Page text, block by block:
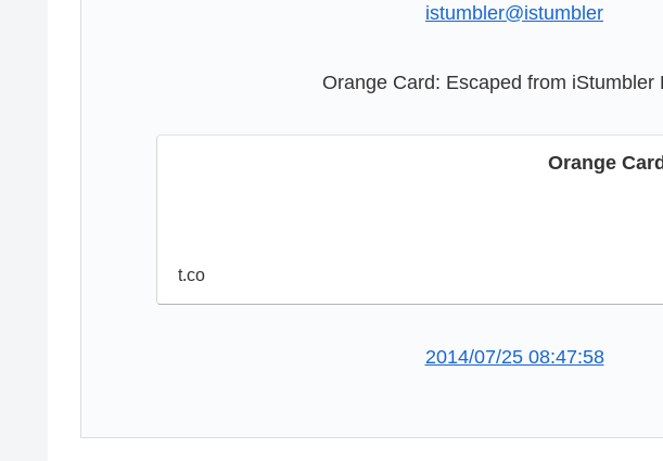
istumbler@istumbler
Orange Card: Escaped from iStumbler
Orange
t.co
2014/07/25 08:47:58